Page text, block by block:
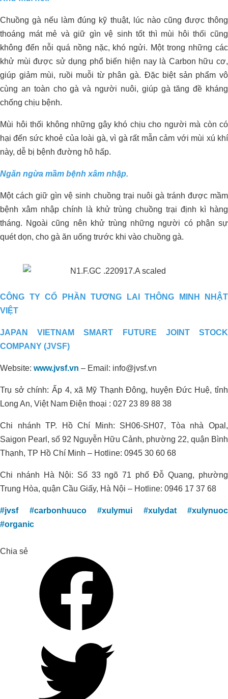
Chuồng gà nếu làm đúng kỹ thuật, lúc nào cũng được thông
thoáng mát mẻ và giữ gìn vệ sinh tốt thì mùi hôi thối cũng
không đến nỗi quá nồng nặc, khó ngửi. Một trong những các
khử mùi được sử dụng phổ biến hiện nay là Carbon hữu cơ,
giúp giảm mùi, ruồi muỗi từ phân gà. Đặc biệt sản phẩm vô
cùng an toàn cho gà và người nuôi, giúp gà tăng đề kháng
chống chịu bệnh.
Mùi hôi thối không những gây khó chịu cho người mà còn có
hại đến sức khoẻ của loài gà, vì gà rất mẫn cảm với mùi xú khí
này, dễ bị bệnh đường hô hấp.
Ngăn ngừa mầm bệnh xâm nhập.
Một cách giữ gìn vệ sinh chuồng trại nuôi gà tránh được mầm
bệnh xâm nhập chính là khử trùng chuồng trại định kì hàng
tháng. Ngoài cũng nên khử trùng những người có phận sự
quét dọn, cho gà ăn uống trước khi vào chuồng gà.
CÔNG TY CỔ PHẦN TƯƠNG LAI THÔNG MINH NHẬT
VIỆT
JAPAN VIETNAM SMART FUTURE JOINT STOCK
COMPANY (JVSF)
Website: www.jvsf.vn – Email: info@jvsf.vn
Trụ sở chính: Ấp 4, xã Mỹ Thạnh Đông, huyện Đức Huệ, tỉnh
Long An, Việt Nam Điện thoại : 027 23 89 88 38
Chi nhánh TP. Hồ Chí Minh: SH06-SH07, Tòa nhà Opal,
Saigon Pearl, số 92 Nguyễn Hữu Cảnh, phường 22, quận Bình
Thạnh, TP Hồ Chí Minh – Hotline: 0945 30 60 68
Chi nhánh Hà Nội: Số 33 ngõ 71 phố Đỗ Quang, phường
Trung Hòa, quận Cầu Giấy, Hà Nội – Hotline: 0946 17 37 68
#jvsf #carbonhuuco #xulymui #xulydat
#xulynuoc
#organic
Chia sẻ
Xử Lý Môi Trường Bể Nước Thải –
Nhà Máy Chế Biến Thực Phẩm, Bến
Lức – Long An
Giải Pháp Organic Carbon Cho Khu
Sữa, Trường Thọ – Thủ Đức – TP. Hồ
Chí Minh
QUY TRÌNH NÂNG VÀ GIỮ pH ỔN
ĐỊNH CHO ĐẤT TRỒNG SẦU
HOA NẮNG FARM THÀNH CÔNG
TĂNG HƠN 20% NĂNG SUẤT LÚA